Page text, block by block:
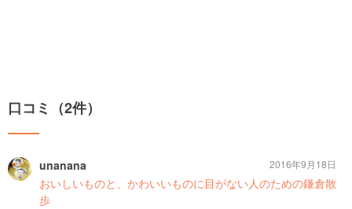
口コミ（2件）
unanana
おいしいものと、かわいいものに目がない人のための鎌倉散
歩
2016年9月18日